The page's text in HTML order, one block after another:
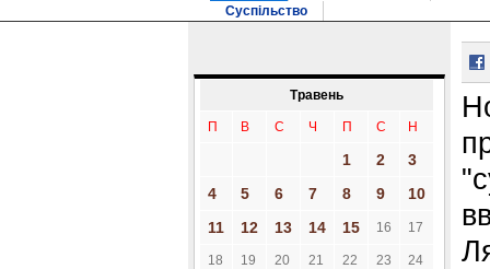
Суспільство
Травень
П В С Ч П С Н
1 2
3
4
5 6 7 8 9
10
11
12 13 14 15 16 17
18 19 20 21 22 23 24